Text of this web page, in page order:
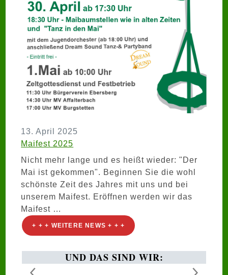
13. April 2025
Maifest 2025
Nicht mehr lange und es heißt wieder: "Der
Mai ist gekommen". Beginnen Sie die wohl
schönste Zeit des Jahres mit uns und bei
unserem Maifest. Eröffnen werden wir das
Maifest …
+ + + WEITERE NEWS + + +
UND DAS SIND WIR: